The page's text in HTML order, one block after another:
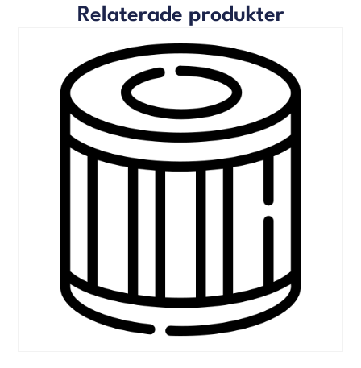
Relaterade produkter